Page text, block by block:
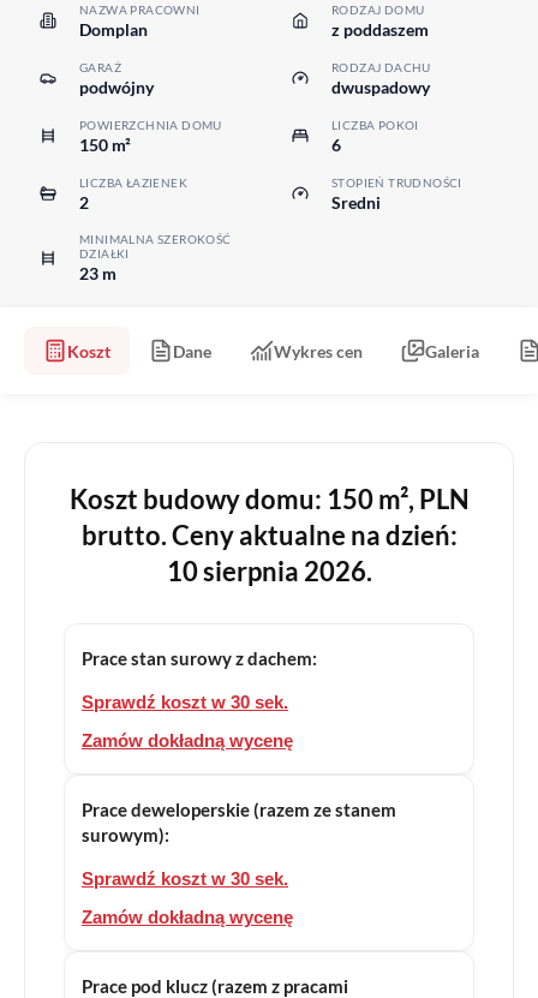
NAZWA PRACOWNI
Domplan
RODZAJ DOMU
z poddaszem
GARAŻ
podwójny
RODZAJ DACHU
dwuspadowy
POWIERZCHNIA DOMU
150 m²
LICZBA POKOI
6
LICZBA ŁAZIENEK
2
STOPIEŃ TRUDNOŚCI
Sredni
MINIMALNA SZEROKOŚĆ
DZIAŁKI
23 m
Koszt Dane Wykres cen Galeria
Koszt budowy domu: 150 m², PLN
brutto. Ceny aktualne na dzień:
10 sierpnia 2026.
Prace stan surowy z dachem:
Sprawdź koszt w 30 sek.
Zamów dokładną wycenę
Prace deweloperskie (razem ze stanem
surowym):
Sprawdź koszt w 30 sek.
Zamów dokładną wycenę
Prace pod klucz (razem z pracami